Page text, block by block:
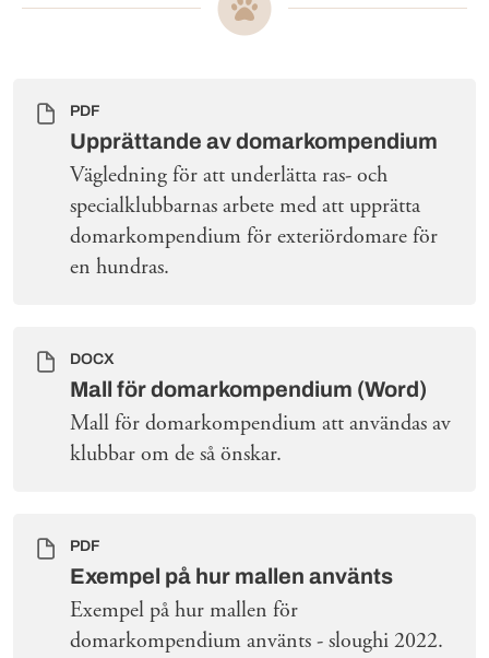
PDF
Upprättande av domarkompendium
Vägledning för att underlätta ras- och
specialklubbarnas arbete med att upprätta
domarkompendium för exteriördomare för
en hundras.
DOCX
Mall för domarkompendium (Word)
Mall för domarkompendium att användas av
klubbar om de så önskar.
PDF
Exempel på hur mallen använts
Exempel på hur mallen för
domarkompendium använts - sloughi 2022.